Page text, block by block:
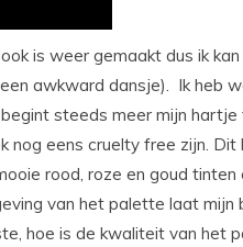
is weer gemaakt dus ik
awkward dansje). Ik heb
steeds meer mijn hartje
nog eens cruelty free zijn. Dit
rood, roze en goud
van het palette laat mijn
hoe is de kwaliteit van het